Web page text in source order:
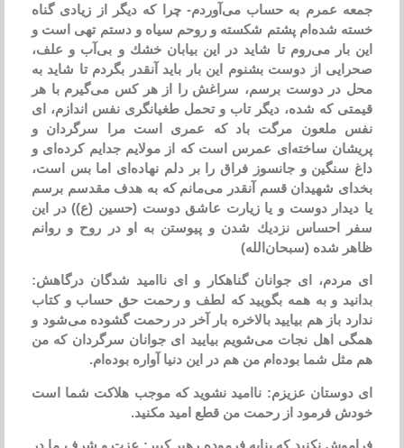
جمعه عمرم به حساب می‌آوردم- چرا كه دیگر از زیادی گناه
خسته شده‌ام پشتم شكسته و روحم سیاه و دستم تهی است و
این بار می‌روم تا شاید در این بیابان خشك و بی‌آب و علف،
صحرایی از دوست بشنوم این بار باید آنقدر بگردم تا شاید به
محل در دوست برسم، سراغش را از هر كس می‌گیرم با هر
قیمتی كه شده، دیگر تاب و تحمل طغیانگری نفس اندازم، ای
نفس ملعون مرگت باد كه عمری است مرا سرگردان و
پریشان ساخته‌ای عمرس است كه از مولایم جدایم كرده‌ای و
داغ سنگین و جانسوز فراق را بر دلم نهاده‌ای اما بس است،
بخدای شهیدان قسم آنقدر می‌مانم كه به هدف مقدسم برسم
یا دیدار دوست و یا زیارت عاشق دوست (حسین (ع)) در این
سفر احساس نزدیك شدن و پیوستن به او در روح و روانم
ظاهر شده (سبحان‌الله)
ای مردم، ای جوانان گناهكار و ای ناامید شدگان درگاهش:
بدانید و به همه بگویید كه لطف و رحمت حق حساب و كتاب
ندارد باز هم بیایید بالاخره بار آخر در رحمت گشوده می‌شود و
همگی اهل نجات می‌شویم بیایید ای جوانان سرگردان كه من
هم مثل شما بوده‌ام من هم در این دنیا آواره بوده‌ام.
ای دوستان عزیزم: ناامید نشوید كه موجب هلاكت شما است
خودش فرمود از رحمت من قطع امید مكنید.
فراموش نكنید كه بنابه فرموده رهبر كبیر: عزت و شرف ما در